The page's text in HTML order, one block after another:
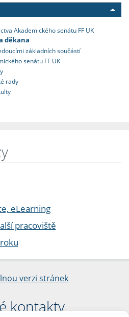
Akademického senátu FF UK
děkana
základních součástí
senátu FF UK
rady
eLearning
pracoviště
verzi stránek
kontakty